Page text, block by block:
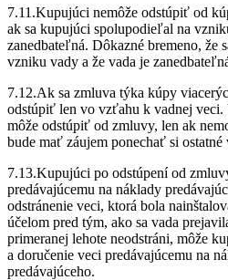
7.11.Kupujúci nemôže odstúpiť od
ak sa kupujúci spolupodieľal na
zanedbateľná. Dôkazné bremeno, že
vzniku vady a že vada je
7.12.Ak sa zmluva týka kúpy
odstúpiť len vo vzťahu k vadnej
môže odstúpiť od zmluvy, len ak
bude mať záujem ponechať si ostatné
7.13.Kupujúci po odstúpení od
predávajúcemu na náklady
odstránenie veci, ktorá bola
účelom pred tým, ako sa vada
primeranej lehote neodstráni, môže
a doručenie veci predávajúcemu na
predávajúceho.